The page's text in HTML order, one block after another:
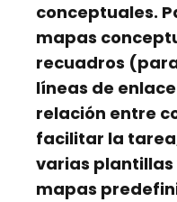
conceptuales.
mapas
recuadros
líneas de enlace
relación entre
facilitar la
varias
mapas